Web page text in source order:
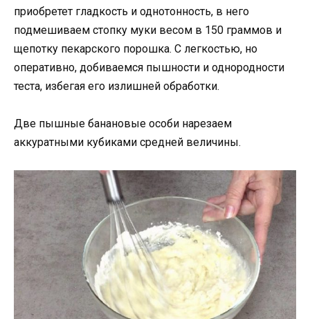
приобретет гладкость и однотонность, в него
подмешиваем стопку муки весом в 150 граммов и
щепотку пекарского порошка. С легкостью, но
оперативно, добиваемся пышности и однородности
теста, избегая его излишней обработки.
Две пышные банановые особи нарезаем
аккуратными кубиками средней величины.